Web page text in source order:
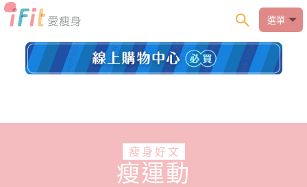
選單
瘦身好文
瘦運動